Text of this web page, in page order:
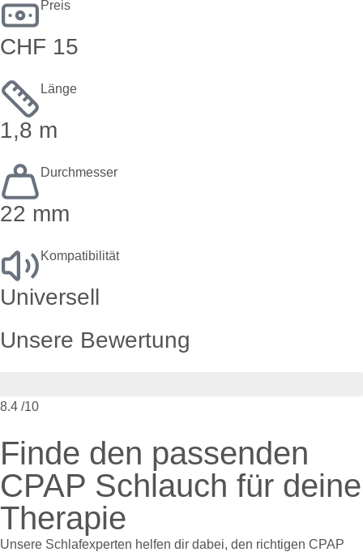
Preis
CHF 15
Länge
1,8 m
Durchmesser
22 mm
Kompatibilität
Universell
Unsere Bewertung
8.4 /10
Finde den passenden
CPAP Schlauch für deine
Therapie
Unsere Schlafexperten helfen dir dabei, den richtigen CPAP